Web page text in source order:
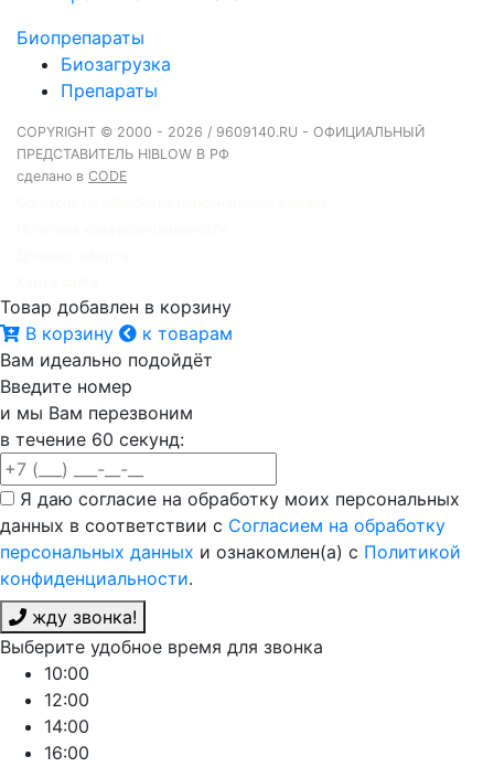
Биопрепараты
Биозагрузка
Препараты
COPYRIGHT © 2000 - 2026 / 9609140.RU - ОФИЦИАЛЬНЫЙ
ПРЕДСТАВИТЕЛЬ HIBLOW В РФ
сделано в CODE
Товар добавлен в корзину
В корзину
к товарам
Вам идеально подойдёт
Введите номер
и мы Вам перезвоним
в течение 60 секунд:
Я даю согласие на обработку моих персональных
данных в соответствии с Согласием на обработку
персональных данных и ознакомлен(а) с Политикой
конфиденциальности.
жду звонка!
Выберите удобное время для звонка
10:00
12:00
14:00
16:00